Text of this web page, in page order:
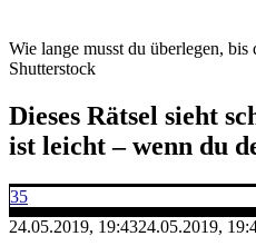
Wie lange musst du überlegen,
Shutterstock
Dieses Rätsel sieht
ist leicht – wenn du
35
24.05.2019, 19:4324.05.2019,